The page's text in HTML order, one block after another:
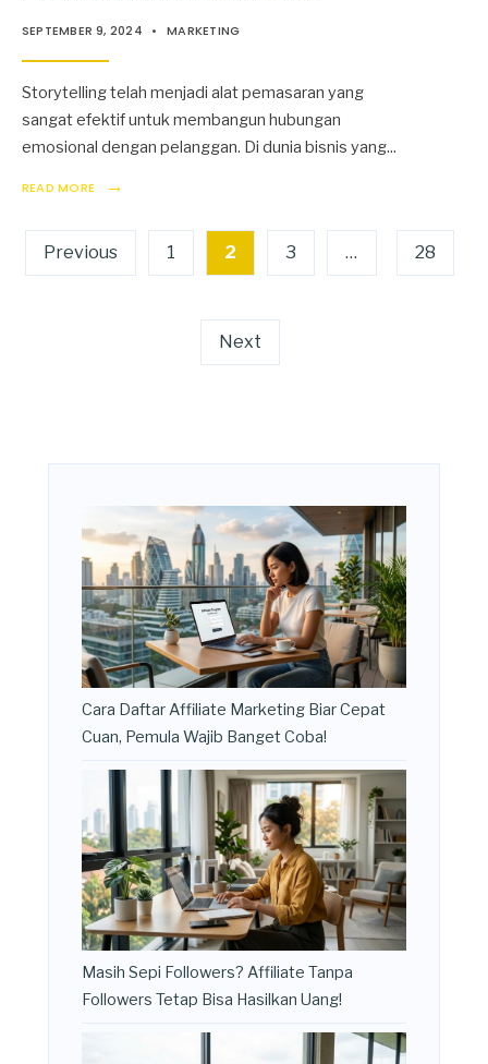
SEPTEMBER 9, 2024 • MARKETING
Storytelling telah menjadi alat pemasaran yang
sangat efektif untuk membangun hubungan
emosional dengan pelanggan. Di dunia bisnis yang...
READ MORE →
Posts
pagination
Previous 1 2 3 … 28
Next
Cara Daftar Affiliate Marketing Biar Cepat
Cuan, Pemula Wajib Banget Coba!
Masih Sepi Followers? Affiliate Tanpa
Followers Tetap Bisa Hasilkan Uang!